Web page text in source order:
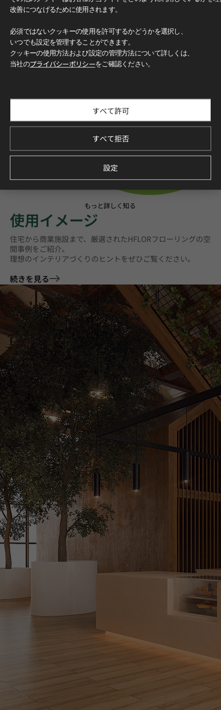
もっと詳しく知る
使用イメージ
住宅から商業施設まで、厳選されたHFLORフローリングの空
間事例をご紹介。
理想のインテリアづくりのヒントをぜひご覧ください。
続きを見る
改善につなげるために使用されます。
必須ではないクッキーの使用を許可するかどうかを選択し、
いつでも設定を管理することができます。
クッキーの使用方法および設定の管理方法について詳しくは、
当社のプライバシーポリシーをご確認ください。
すべて許可
すべて拒否
設定